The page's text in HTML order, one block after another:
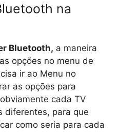
na
Bluetooth, a maneira
opções no menu de
ir ao Menu no
as opções para
cada TV
diferentes, para que
como seria para cada